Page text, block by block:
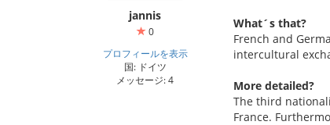
jannis
0
プロフィールを表示
国: ドイツ
メッセージ: 4
What´s that?
French and
intercultural
More detailed?
The third
France.